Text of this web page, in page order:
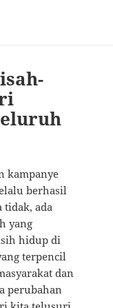
kampanye
berhasil
tidak, ada
yang
hidup di
terpencil
dan
perubahan